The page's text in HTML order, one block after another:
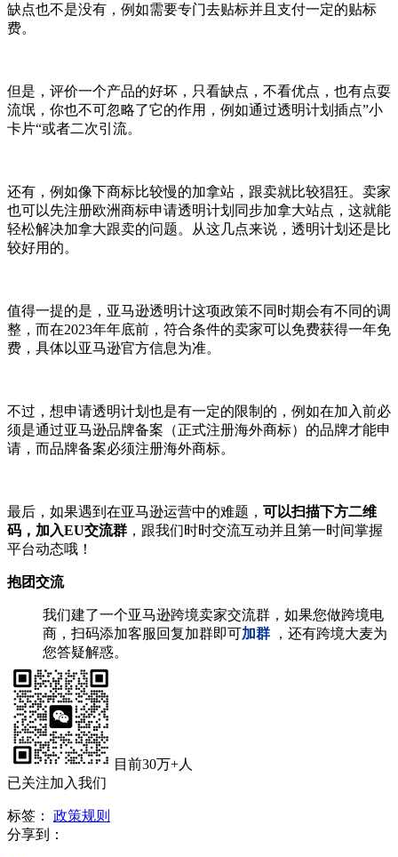
缺点也不是没有，例如需要专门去贴标并且支付一定的贴标
费。
但是，评价一个产品的好坏，只看缺点，不看优点，也有点耍
流氓，你也不可忽略了它的作用，例如通过透明计划插点”小
卡片“或者二次引流。
还有，例如像下商标比较慢的加拿站，跟卖就比较猖狂。卖家
也可以先注册欧洲商标申请透明计划同步加拿大站点，这就能
轻松解决加拿大跟卖的问题。从这几点来说，透明计划还是比
较好用的。
值得一提的是，亚马逊透明计这项政策不同时期会有不同的调
整，而在2023年年底前，符合条件的卖家可以免费获得一年免
费，具体以亚马逊官方信息为准。
不过，想申请透明计划也是有一定的限制的，例如在加入前必
须是通过亚马逊品牌备案（正式注册海外商标）的品牌才能申
请，而品牌备案必须注册海外商标。
最后，如果遇到在亚马逊运营中的难题， 可以扫描下方二维
码，加入EU交流群 ，跟我们时时交流互动并且第一时间掌握
平台动态哦！
抱团交流
我们建了一个亚马逊跨境卖家交流群，如果您做跨境电
商，扫码添加客服回复加群即可加群
，还有跨境大麦为
您答疑解惑。
目前30万+人
已关注加入我们
标签：
政策规则
分享到：